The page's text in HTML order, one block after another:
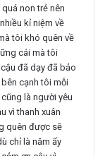
non trẻ nên
kỉ niệm về
tôi khó quên về
cái mà tôi
đã dạy đã bảo
cạnh tôi mỗi
là người yêu
vì thanh xuân
quên được sẽ
chỉ là năm ấy